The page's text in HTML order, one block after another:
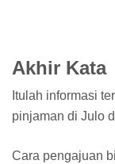
Akhir Kata
Itulah informasi
pinjaman di Julo
Cara pengajuan